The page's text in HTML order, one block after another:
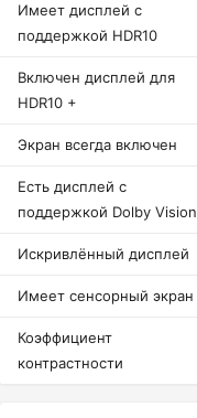
Имеет дисплей с
поддержкой HDR10
Включен дисплей для
HDR10 +
Экран всегда включен
Есть дисплей с
поддержкой Dolby Vision
Искривлённый дисплей
Имеет сенсорный экран
Коэффициент
контрастности